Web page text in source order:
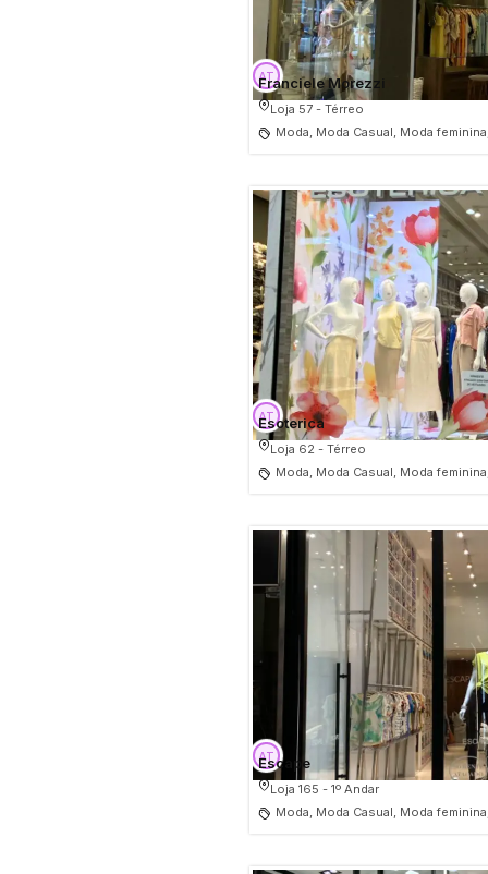
Franciele Morezzi
Loja 57 - Térreo
Moda, Moda Casual, Moda
Esoterica
Loja 62 - Térreo
Moda, Moda Casual, Moda
Escape
Loja 165 - 1º Andar
Moda, Moda Casual, Moda